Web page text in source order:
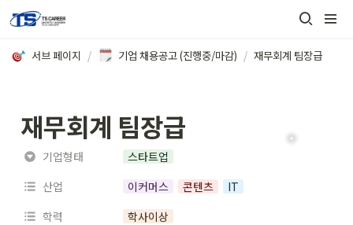
서브 페이지 / 기업 채용공고 (진행중/마감) / 재무회계 팀장급
재무회계 팀장급
기업형태
스타트업
산업
이커머스 콘텐츠
IT
학력
학사이상